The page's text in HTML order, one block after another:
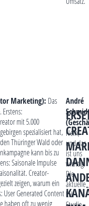
Marketing): Das
mit 5.000
spezialisiert hat,
Thüringer Wald oder
kann bis zu
Saisonale Impulse
Creator-
zeigen, warum ein
User Generated Content
haben oft zu wenig
André
Nein,
und das
ist uns
wichtig.
Die
aktuelle
EHI-